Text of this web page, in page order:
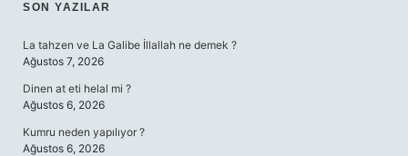
SIDEBAR
SON YAZILAR
La tahzen ve La Galibe İllallah ne demek ?
Ağustos 7, 2026
Dinen at eti helal mi ?
Ağustos 6, 2026
Kumru neden yapılıyor ?
Ağustos 6, 2026